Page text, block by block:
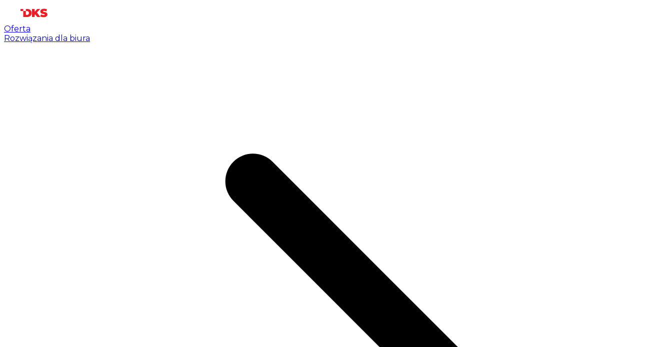
Oferta
Rozwiązania dla biura